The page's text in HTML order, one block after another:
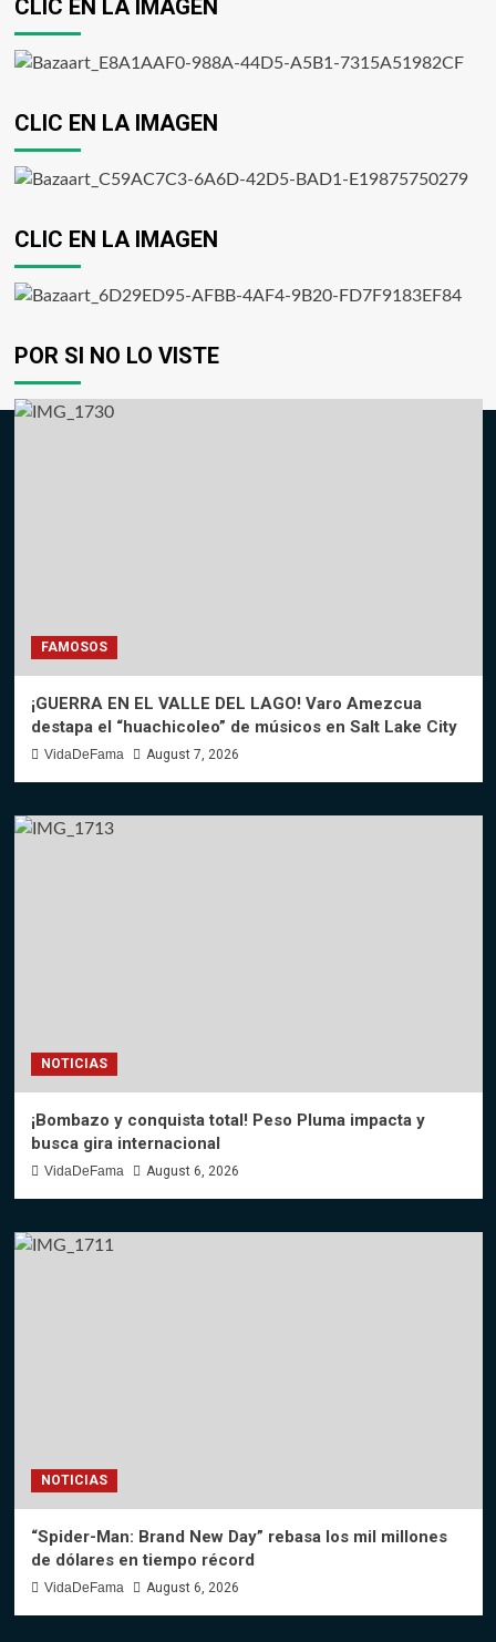
CLIC EN LA IMAGEN
CLIC EN LA IMAGEN
CLIC EN LA IMAGEN
POR SI NO LO VISTE
FAMOSOS
¡GUERRA EN EL VALLE DEL LAGO! Varo Amezcua
destapa el “huachicoleo” de músicos en Salt Lake City
VidaDeFama August 7, 2026
NOTICIAS
¡Bombazo y conquista total! Peso Pluma impacta y
busca gira internacional
VidaDeFama August 6, 2026
NOTICIAS
“Spider-Man: Brand New Day” rebasa los mil millones
de dólares en tiempo récord
VidaDeFama August 6, 2026